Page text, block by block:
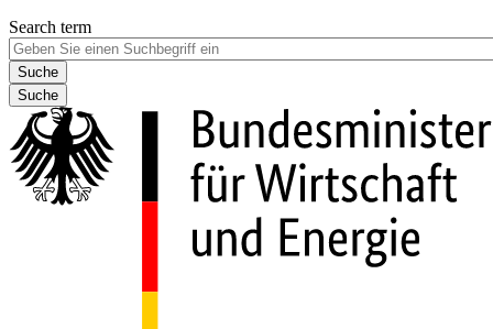
Search term
Suche